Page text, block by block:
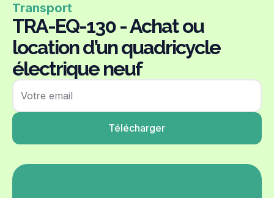
Transport
TRA-EQ-130 - Achat ou
location d’un quadricycle
électrique neuf